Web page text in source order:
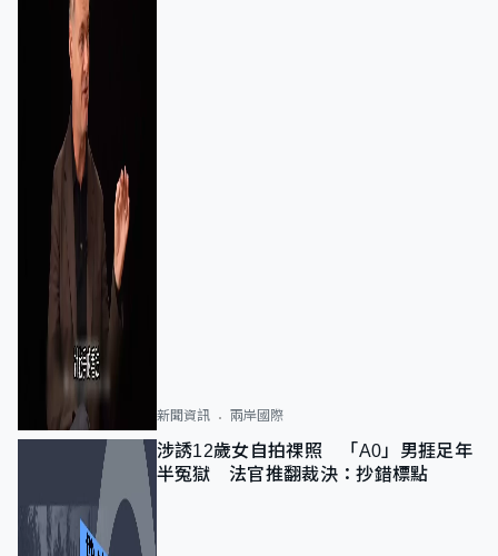
新聞資訊 兩岸國際
涉誘12歲女自拍祼照 「A0」男捱足年
半冤獄 法官推翻裁決：抄錯標點